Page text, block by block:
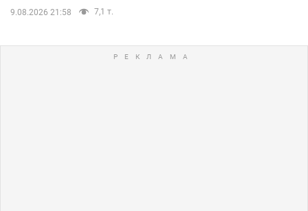
9.08.2026 21:58 7,1 т.